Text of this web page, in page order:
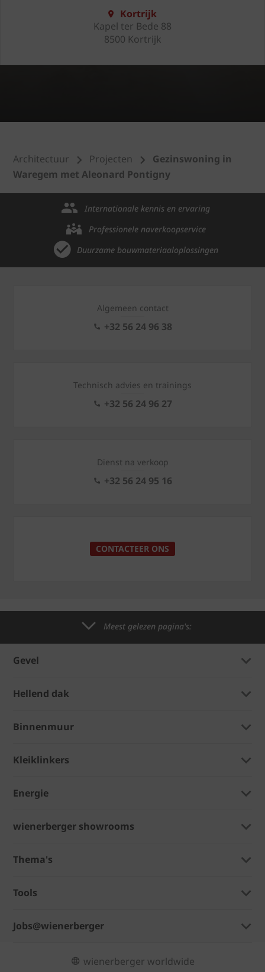
Kortrijk
Kapel ter Bede 88
8500 Kortrijk
Architectuur Projecten
Gezinswoning in
Waregem met Aleonard Pontigny
Internationale kennis en ervaring
Professionele naverkoopservice
Duurzame bouwmateriaaloplossingen
Algemeen contact
+32 56 24 96 38
Technisch advies en trainings
+32 56 24 96 27
Dienst na verkoop
+32 56 24 95 16
CONTACTEER ONS
Meest gelezen pagina's:
Gevel
Hellend dak
Binnenmuur
Kleiklinkers
Energie
wienerberger showrooms
Thema's
Tools
Jobs@wienerberger
wienerberger worldwide